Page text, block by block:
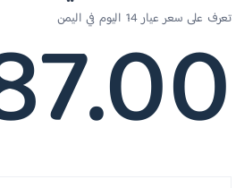
تعرف على سعر عيار 14 اليوم في اليمن